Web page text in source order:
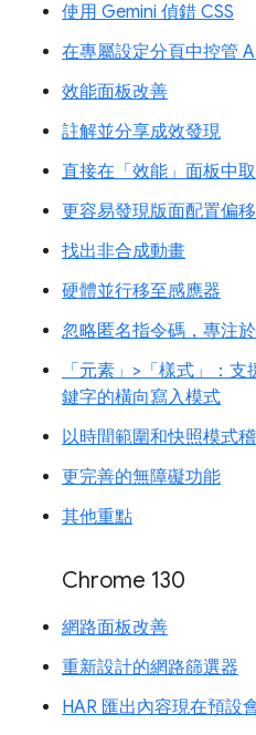
使用 Gemini 偵錯 CSS
在專屬設定分頁中控管
效能面板改善
註解並分享成效發現
直接在「效能」面板中
更容易發現版面配置偏
找出非合成動畫
硬體並行移至感應器
忽略匿名指令碼，專注
「元素」>「樣式」：
鍵字的橫向寫入模式
以時間範圍和快照模式
更完善的無障礙功能
其他重點
Chrome 130
網路面板改善
重新設計的網路篩選器
HAR 匯出內容現在預設